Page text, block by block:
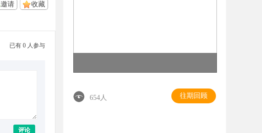
收藏
邀请
已有 0 人参与
评论
654人 往期回顾